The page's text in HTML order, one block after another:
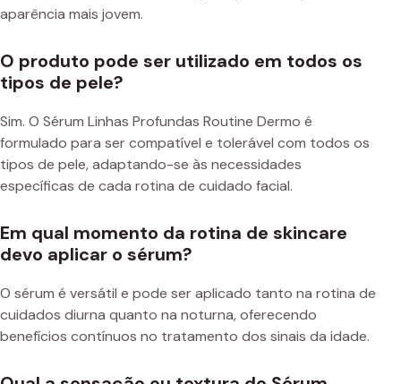
aparência mais jovem.
O produto pode ser utilizado em todos os
tipos de pele?
Sim. O Sérum Linhas Profundas Routine Dermo é
formulado para ser compatível e tolerável com todos os
tipos de pele, adaptando-se às necessidades
específicas de cada rotina de cuidado facial.
Em qual momento da rotina de skincare
devo aplicar o sérum?
O sérum é versátil e pode ser aplicado tanto na rotina de
cuidados diurna quanto na noturna, oferecendo
benefícios contínuos no tratamento dos sinais da idade.